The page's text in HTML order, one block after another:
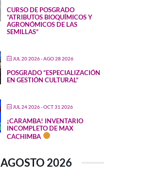
CURSO DE POSGRADO
“ATRIBUTOS BIOQUÍMICOS Y
AGRONÓMICOS DE LAS
SEMILLAS”
JUL 20 2026- AGO 28 2026
POSGRADO “ESPECIALIZACIÓN
EN GESTIÓN CULTURAL”
JUL 24 2026- OCT 31 2026
¡CARAMBA! INVENTARIO
INCOMPLETO DE MAX
CACHIMBA
AGOSTO 2026